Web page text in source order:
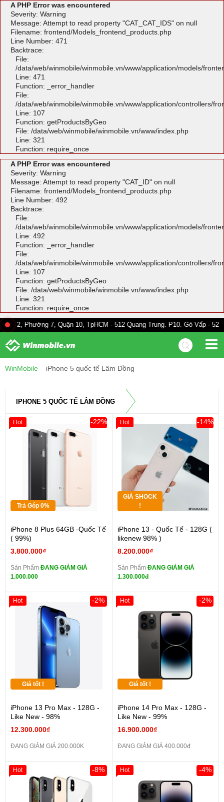
A PHP Error was encountered
Severity: Warning
Message: Attempt to read property "CAT_CAT_IDS" on null
Filename: frontend/Models_frontend_products.php
Line Number: 471
Backtrace:
File:
/data/web/winmobile/winmobile.vn/www/application/models/
Line: 471
Function: _error_handler
File:
/data/web/winmobile/winmobile.vn/www/application/controllers/
Line: 107
Function: getProductsByGeo
File: /data/web/winmobile/winmobile.vn/www/index.php
Line: 321
Function: require_once
A PHP Error was encountered
Severity: Warning
Message: Attempt to read property "CAT_ID" on null
Filename: frontend/Models_frontend_products.php
Line Number: 492
Backtrace:
File:
/data/web/winmobile/winmobile.vn/www/application/models/
Line: 492
Function: _error_handler
File:
/data/web/winmobile/winmobile.vn/www/application/controllers/
Line: 107
Function: getProductsByGeo
File: /data/web/winmobile/winmobile.vn/www/index.php
Line: 321
Function: require_once
7, Quận 10, TpHCM - 512 Quang Trung. P10. Gò Vấp - 528A Trường
WinMobile iPhone 5 quốc tế Lâm Đồng
IPHONE 5 QUỐC TẾ LÂM ĐỒNG
Trả Góp 0%
iPhone 8 Plus 64GB -Quốc Tế
( 99%)
3.800.000₫
-22%
Sản Phẩm ĐANG GIẢM GIÁ
1.000.000
Hot
GIÁ SHOCK
!
iPhone 13 - Quốc Tế - 128G (
likenew 98% )
8.200.000₫
-14%
Sản Phẩm ĐANG GIẢM GIÁ
1.300.000đ
Hot
Giá tốt !
iPhone 13 Pro Max - 128G -
Like New - 98%
12.300.000₫
-2%
ĐANG GIẢM GIÁ 200.000K
Hot
Giá tốt !
iPhone 14 Pro Max - 128G -
Like New - 99%
16.900.000₫
-2%
ĐANG GIẢM GIÁ 400.000đ
Hot
-8%
Hot -4%
Hot